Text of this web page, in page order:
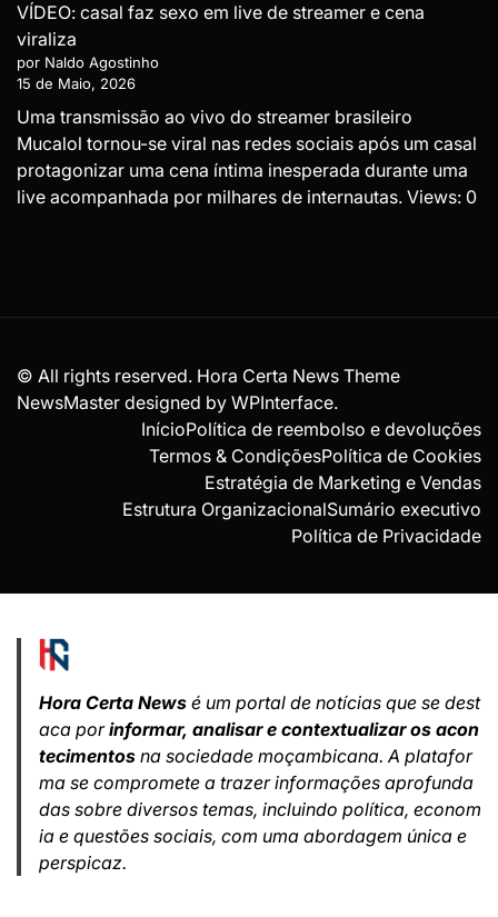
VÍDEO: casal faz sexo em live de streamer e cena
viraliza
por Naldo Agostinho
15 de Maio, 2026
Uma transmissão ao vivo do streamer brasileiro
Mucalol tornou-se viral nas redes sociais após um casal
protagonizar uma cena íntima inesperada durante uma
live acompanhada por milhares de internautas. Views: 0
© All rights reserved. Hora Certa News Theme
NewsMaster designed by WPInterface.
InícioPolítica de reembolso e devoluções
Termos & CondiçõesPolítica de Cookies
Estratégia de Marketing e Vendas
Estrutura OrganizacionalSumário executivo
Política de Privacidade
Hora Certa News é um portal de notícias que se dest
aca porinformar, analisar e contextualizar os acon
tecimentos na sociedade moçambicana. A platafor
ma se compromete a trazer informações aprofunda
das sobre diversos temas, incluindo política, econom
ia e questões sociais, com uma abordagem única e
perspicaz.